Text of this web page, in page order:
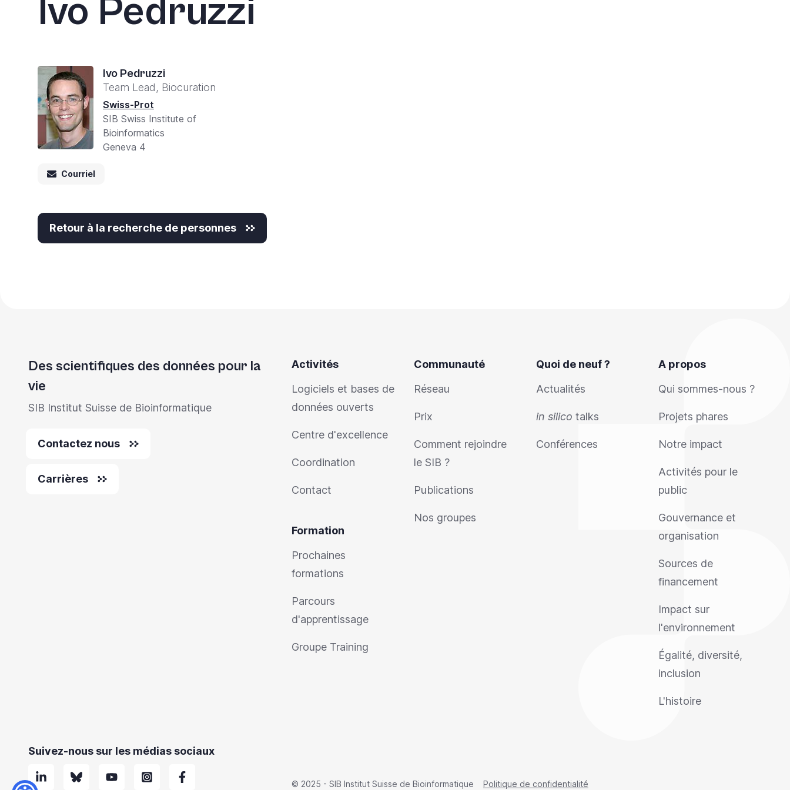
appuyez
raccourci
naviguer
interagir
Ivo Pedruzzi
Ivo Pedruzzi
Team Lead, Biocuration
Swiss-Prot
SIB Swiss Institute of
Bioinformatics
Geneva 4
Courriel
Retour à la recherche de personnes
Des scientifiques des données pour la
vie
SIB Institut Suisse de Bioinformatique
Contactez nous
Carrières
Activités
Logiciels et bases de
données ouverts
Centre d'excellence
Coordination
Contact
Formation
Prochaines
formations
Parcours
d'apprentissage
Groupe Training
Communauté
Réseau
Prix
Comment rejoindre
le SIB ?
Publications
Nos groupes
Quoi de neuf ?
Actualités
in silico talks
Conférences
A propos
Qui sommes-nous ?
Projets phares
Notre impact
Activités pour le
public
Gouvernance et
organisation
Sources de
financement
Impact sur
l'environnement
Égalité, diversité,
inclusion
L'histoire
Suivez-nous sur les médias sociaux
© 2025 - SIB Institut Suisse de Bioinformatique Politique de confidentialité